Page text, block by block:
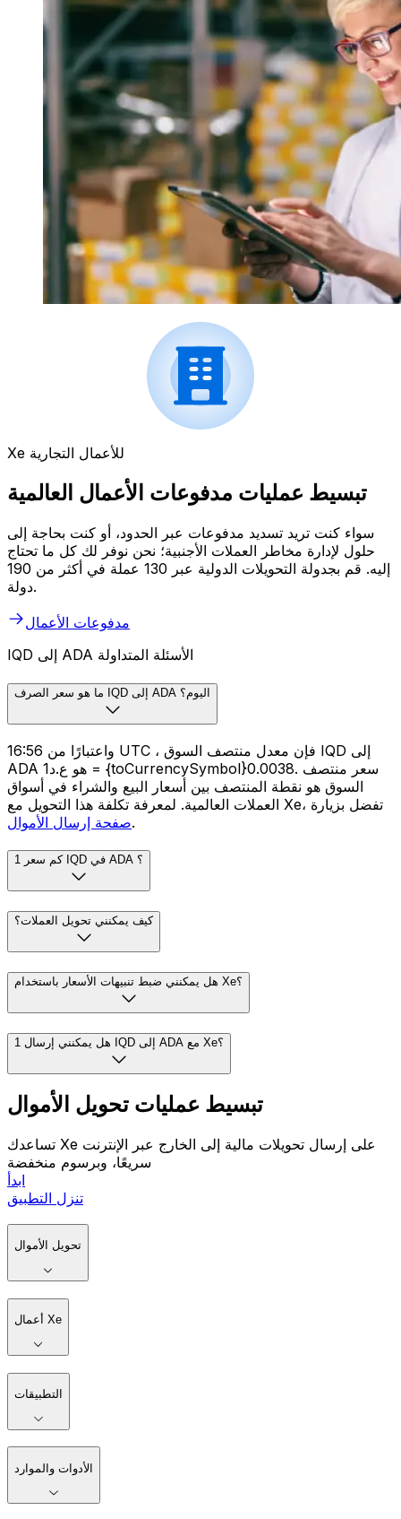
Xe للأعمال التجارية
تبسيط عمليات مدفوعات الأعمال العالمية
سواء كنت تريد تسديد مدفوعات عبر الحدود، أو كنت بحاجة إلى
حلول لإدارة مخاطر العملات الأجنبية؛ نحن نوفر لك كل ما تحتاج
إليه. قم بجدولة التحويلات الدولية عبر 130 عملة في أكثر من 190
دولة.
مدفوعات الأعمال
IQD إلى ADA الأسئلة المتداولة
ما هو سعر الصرف IQD إلى ADA اليوم؟
واعتبارًا من 16:56 UTC ، فإن معدل منتصف السوق IQD إلى
ADA هو ع.د1 = {toCurrencySymbol}0.0038. سعر منتصف
السوق هو نقطة المنتصف بين أسعار البيع والشراء في أسواق
العملات العالمية. لمعرفة تكلفة هذا التحويل مع Xe، تفضل بزيارة
صفحة إرسال الأموال.
كم سعر 1 IQD في ADA ؟
كيف يمكنني تحويل العملات؟
هل يمكنني ضبط تنبيهات الأسعار باستخدام Xe؟
هل يمكنني إرسال 1 IQD إلى ADA مع Xe؟
تبسيط عمليات تحويل الأموال
تساعدك Xe على إرسال تحويلات مالية إلى الخارج عبر الإنترنت
سريعًا، وبرسوم منخفضة
ابدأ
تنزل التطبيق
تحويل الأموال
أعمال Xe
التطبيقات
الأدوات والموارد